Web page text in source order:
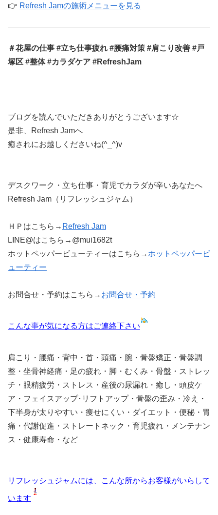
👉 Refresh Jamの施術メニューを見る
＃花屋の仕事 #立ち仕事疲れ #腰痛対策 #肩こり改善 #戸
塚区 #整体 #カラダケア #RefreshJam
ブログを読んでいただきありがとうございます☆
是非、Refresh Jamへ
癒されにお越しくださいね(^_^)v
デスクワーク・立ち仕事・育児でカラダが辛いあなたへ
Refresh Jam（リフレッシュジャム）
ＨＰはこちら→ Refresh Jam
LINE@はこちら→@mui1682t
ホットペッパービューティーはこちら→ ホットペッパービ
ューティー
お問合せ・予約はこちら→ お問合せ・予約
こんな事が気になる方はご連絡下さい
肩こり・腰痛・背中・首・頭痛・腕・骨盤矯正・骨盤調
整・坐骨神経痛・足の疲れ・脚・むくみ・骨盤・ストレッ
チ・眼精疲労・ストレス・産後の尿漏れ・癒し・頭皮ケ
ア・フェイスアップ･リフトアップ・骨盤の歪み・冷え・
下半身が太りやすい・痩せにくい・ダイエット・便秘・胃
痛・代謝促進・ストレートネック・育児疲れ・メンテナン
ス・健康寿命・など
リフレッシュジャムには、こんな所からお客様がいらして
います